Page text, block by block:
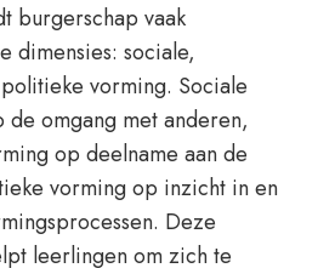
burgerschap vaak
dimensies: sociale,
vorming. Sociale
omgang met anderen,
op deelname aan de
vorming op inzicht in en
Deze
leerlingen om zich te